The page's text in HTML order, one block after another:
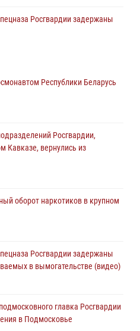
Росгвардии задержаны
главка Росгвардии
на комплексных учениях
7386 раз выезжали по
объектов в Подмосковье
(видео)
Республики Беларусь
Росгвардии,
Кавказе, вернулись из
оборот наркотиков в крупном
Росгвардии задержаны
в вымогательстве (видео)
главка Росгвардии
в Подмосковье